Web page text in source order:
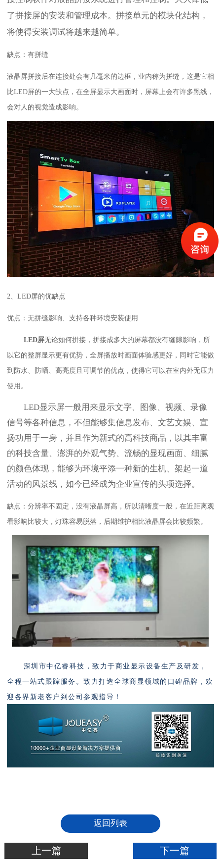
了拼接屏的安装和管理成本。拼接单元的模块化结构，
将使得安装调试将越来越简单。
缺点：有拼缝
液晶屏拼接后在连接处会有几毫米的边框，业内称为拼缝，这是它相
比LED屏的一大缺点，在全屏显示大画面时，屏幕上会有许多黑线，
会对人的视觉造成影响。
2、LED屏的优缺点
优点：无拼缝影响、支持各种环境安装使用
LED屏无论如何拼接，拼接成多大的屏幕都没有缝隙影响，所
以它的整屏显示更有优势，全屏播放时画面体验感更好，同时它能做
到防水、防晒、高亮度且可调节的优点，使得它可以在室内外无压力
使用。
LED显示屏一般用来显示文字、图像、视频、录像
信号等各种信息，不但能够集信息发布、文艺文娱、宣
扬功用于一身，并且作为新式的高科技商品，以其丰富
的科技含量、澎湃的外观气势、流畅的显现画面、细腻
的颜色体现，能够为环境平添一种新的生机、架起一道
活动的风景线，如今已经成为企业宣传的头项选择。
缺点：分辨率不固定，没有液晶屏高，所以清晰度一般，在近距离观
看影响比较大，灯珠容易脱落，后期维护相比液晶屏会比较频繁。
深圳市中亿睿科技，致力于商业显示设备生产及研发，
全程一站式跟踪服务。致力打造全球商显领域的口碑品牌，欢
迎各界新老客户到公司参观指导！
返回列表
上一篇 下一篇